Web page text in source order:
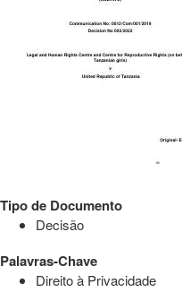
Tipo de Documento
Decisão
Palavras-Chave
Direito à Privacidade